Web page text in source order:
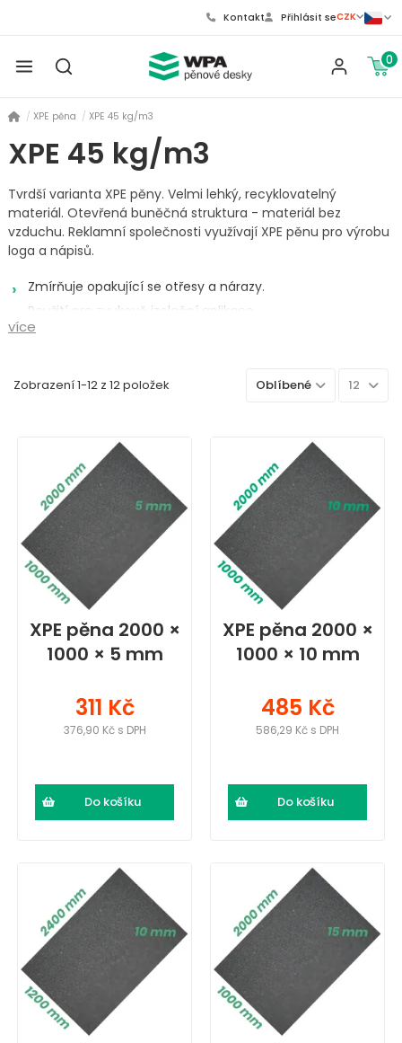
CZK
Kontakt Přihlásit se
0
XPE pěna XPE 45 kg/m3
XPE 45 kg/m3
Tvrdší varianta XPE pěny. Velmi lehký, recyklovatelný
materiál. Otevřená buněčná struktura - materiál bez
vzduchu. Reklamní společnosti využívají XPE pěnu pro výrobu
loga a nápisů.
Zmírňuje opakující se otřesy a nárazy.
Použití pro zvukově izolační aplikace.
Povrch je hladký, pevný a zároveň pružný.
krabic, ale i jiných obalů.
více
Zobrazení 1-12 z 12 položek Oblíbené 12
XPE pěna 2000 ×
1000 × 5 mm
311 Kč
376,90 Kč s DPH
Do košíku
XPE pěna 2000 ×
1000 × 10 mm
485 Kč
586,29 Kč s DPH
Do košíku